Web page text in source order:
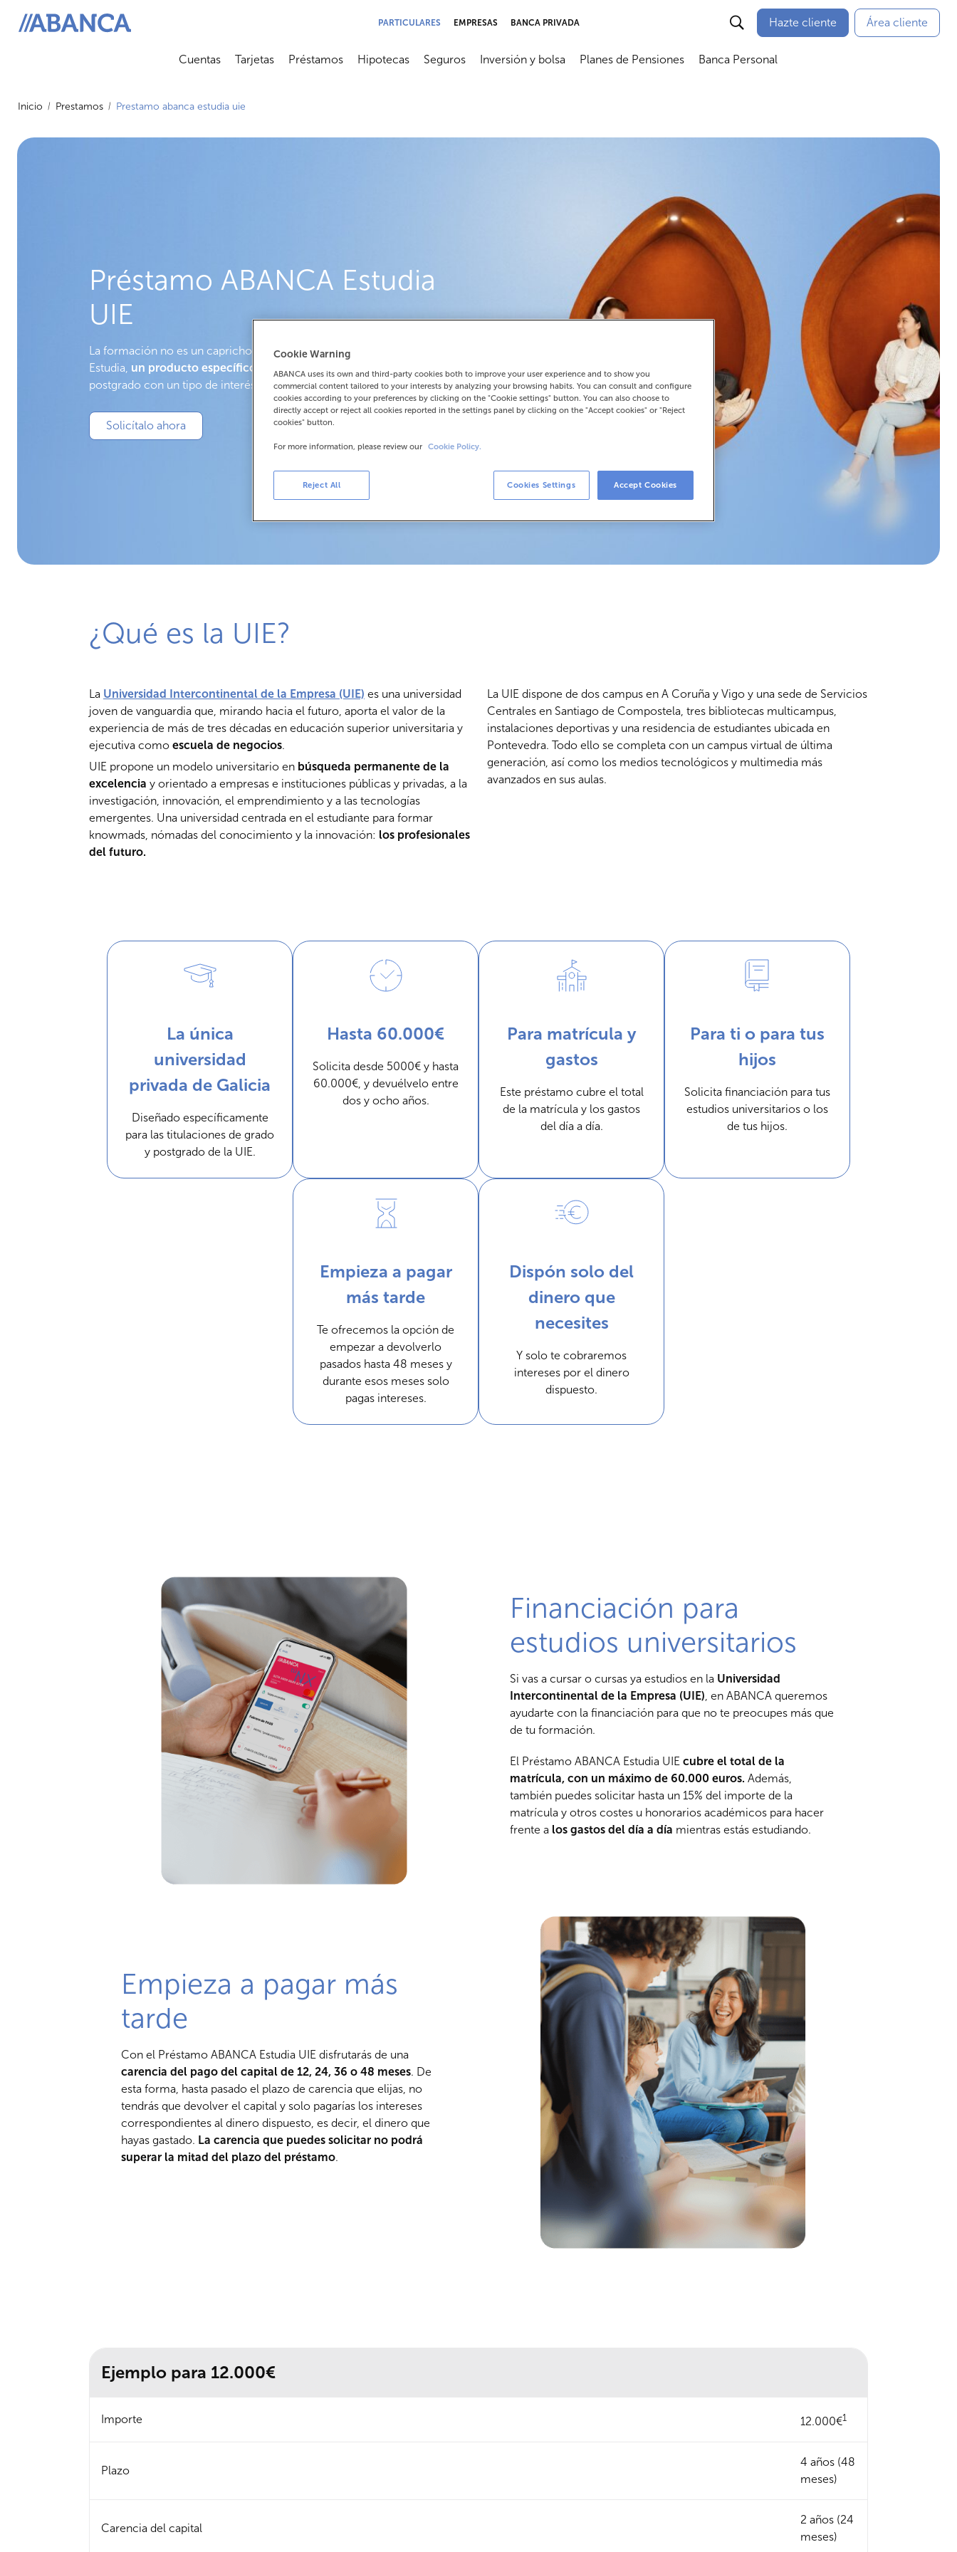
ABANCA
PARTICULARES EMPRESAS BANCA PRIVADA Hazte cliente Área cliente
Cuentas
Abrir submenú
Tarjetas
Abrir submenú
Préstamos
Abrir submenú
Hipotecas
Abrir submenú
Seguros
Abrir submenú
Inversión y bolsa
Abrir submenú
Planes de Pensiones
Abrir submenú
Banca Personal
Inicio Prestamos Prestamo abanca estudia uie
Préstamo ABANCA Estudia
UIE
La formación no es un capricho. Por eso, tenemos el Préstamo ABANCA
Estudia, un producto específico para estudios universitarios
postgrado con un tipo de interés muy interesante.
Solicítalo ahora
¿Qué es la UIE?
La Universidad Intercontinental de la Empresa (UIE) es una universidad
joven de vanguardia que, mirando hacia el futuro, aporta el valor de la
experiencia de más de tres décadas en educación superior universitaria y
ejecutiva como escuela de negocios.
UIE propone un modelo universitario en búsqueda permanente de la
excelencia y orientado a empresas e instituciones públicas y privadas, a la
investigación, innovación, el emprendimiento y a las tecnologías
emergentes. Una universidad centrada en el estudiante para formar
knowmads, nómadas del conocimiento y la innovación: los profesionales
del futuro.
La UIE dispone de dos campus en A Coruña y Vigo y una sede de Servicios
Centrales en Santiago de Compostela, tres bibliotecas multicampus,
instalaciones deportivas y una residencia de estudiantes ubicada en
Pontevedra. Todo ello se completa con un campus virtual de última
generación, así como los medios tecnológicos y multimedia más
avanzados en sus aulas.
La única
universidad
privada de Galicia
Diseñado específicamente
para las titulaciones de grado
y postgrado de la UIE.
Hasta 60.000€
Solicita desde 5000€ y hasta
60.000€, y devuélvelo entre
dos y ocho años.
Para matrícula y
gastos
Este préstamo cubre el total
de la matrícula y los gastos
del día a día.
Para ti o para tus
hijos
Solicita financiación para tus
estudios universitarios o los
de tus hijos.
Empieza a pagar
más tarde
Te ofrecemos la opción de
empezar a devolverlo
pasados hasta 48 meses y
durante esos meses solo
pagas intereses.
Dispón solo del
dinero que
necesites
Y solo te cobraremos
intereses por el dinero
dispuesto.
Financiación para
estudios universitarios
Si vas a cursar o cursas ya estudios en la Universidad
Intercontinental de la Empresa (UIE), en ABANCA queremos
ayudarte con la financiación para que no te preocupes más que
de tu formación.
El Préstamo ABANCA Estudia UIE cubre el total de la
matrícula, con un máximo de 60.000 euros. Además,
también puedes solicitar hasta un 15% del importe de la
matrícula y otros costes u honorarios académicos para hacer
frente a los gastos del día a día mientras estás estudiando.
Empieza a pagar más
tarde
Con el Préstamo ABANCA Estudia UIE disfrutarás de una
carencia del pago del capital de 12, 24, 36 o 48 meses. De
esta forma, hasta pasado el plazo de carencia que elijas, no
tendrás que devolver el capital y solo pagarías los intereses
correspondientes al dinero dispuesto, es decir, el dinero que
hayas gastado. La carencia que puedes solicitar no podrá
superar la mitad del plazo del préstamo.
Ejemplo para 12.000€
Importe 12.000€1
Plazo
4 años (48
meses)
Carencia del capital
2 años (24
meses)
Cookie Warning
ABANCA uses its own and third-party cookies both to improve your user experience and to show you
commercial content tailored to your interests by analyzing your browsing habits. You can consult and configure
cookies according to your preferences by clicking on the "Cookie settings" button. You can also choose to
directly accept or reject all cookies reported in the settings panel by clicking on the "Accept cookies" or "Reject
cookies" button.
For more information, please review our Cookie Policy.
Reject All Cookies Settings Accept Cookies